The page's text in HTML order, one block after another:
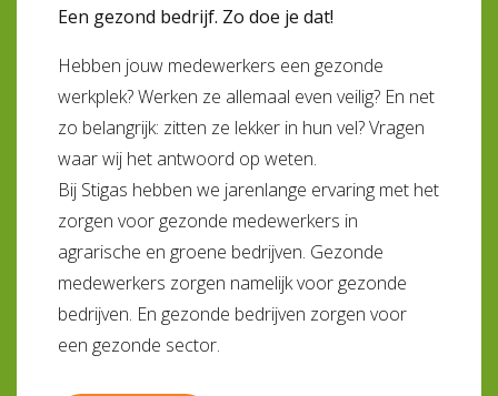
Een gezond bedrijf. Zo doe je dat!
Hebben jouw medewerkers een gezonde
werkplek? Werken ze allemaal even veilig? En net
zo belangrijk: zitten ze lekker in hun vel? Vragen
waar wij het antwoord op weten.
Bij Stigas hebben we jarenlange ervaring met het
zorgen voor gezonde medewerkers in
agrarische en groene bedrijven. Gezonde
medewerkers zorgen namelijk voor gezonde
bedrijven. En gezonde bedrijven zorgen voor
een gezonde sector.